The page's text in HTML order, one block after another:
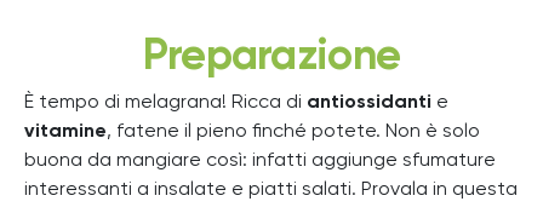
Preparazione
È tempo di melagrana! Ricca di antiossidanti e
vitamine, fatene il pieno finché potete. Non è solo
buona da mangiare così: infatti aggiunge sfumature
interessanti a insalate e piatti salati. Provala in questa